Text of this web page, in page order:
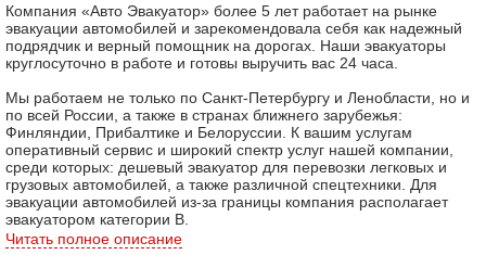
Компания «Авто Эвакуатор» более 5 лет работает на рынке
эвакуации автомобилей и зарекомендовала себя как надежный
подрядчик и верный помощник на дорогах. Наши эвакуаторы
круглосуточно в работе и готовы выручить вас 24 часа.
Мы работаем не только по Санкт-Петербургу и Ленобласти, но и
по всей России, а также в странах ближнего зарубежья:
Финляндии, Прибалтике и Белоруссии. К вашим услугам
оперативный сервис и широкий спектр услуг нашей компании,
среди которых: дешевый эвакуатор для перевозки легковых и
грузовых автомобилей, а также различной спецтехники. Для
эвакуации автомобилей из-за границы компания располагает
эвакуатором категории В.
Читать полное описание